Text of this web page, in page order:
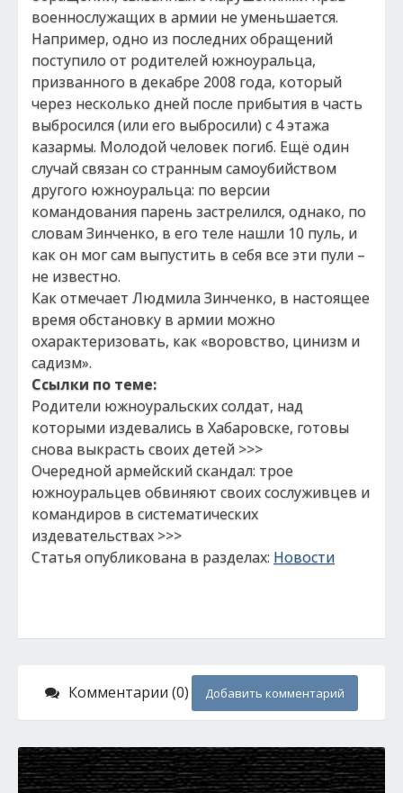
военнослужащих в армии не уменьшается.
Например, одно из последних обращений
поступило от родителей южноуральца,
призванного в декабре 2008 года, который
через несколько дней после прибытия в часть
выбросился (или его выбросили) с 4 этажа
казармы. Молодой человек погиб. Ещё один
случай связан со странным самоубийством
другого южноуральца: по версии
командования парень застрелился, однако, по
словам Зинченко, в его теле нашли 10 пуль, и
как он мог сам выпустить в себя все эти пули –
не известно.
Как отмечает Людмила Зинченко, в настоящее
время обстановку в армии можно
охарактеризовать, как «воровство, цинизм и
садизм».
Ссылки по теме:
Родители южноуральских солдат, над
которыми издевались в Хабаровске, готовы
снова выкрасть своих детей >>>
Очередной армейский скандал: трое
южноуральцев обвиняют своих сослуживцев и
командиров в систематических
издевательствах >>>
Статья опубликована в разделах: Новости
Комментарии (0) Добавить комментарий